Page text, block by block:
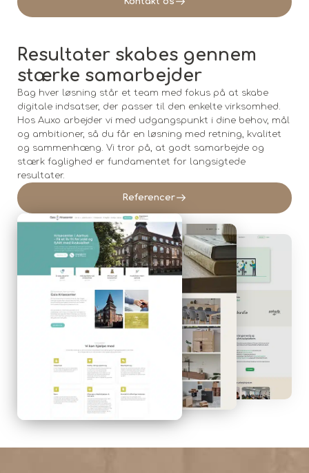
Resultater skabes gennem
stærke samarbejder
Bag hver løsning står et team med fokus på at skabe
digitale indsatser, der passer til den enkelte virksomhed.
Hos Auxo arbejder vi med udgangspunkt i dine behov, mål
og ambitioner, så du får en løsning med retning, kvalitet
og sammenhæng. Vi tror på, at godt samarbejde og
stærk faglighed er fundamentet for langsigtede
resultater.
Referencer